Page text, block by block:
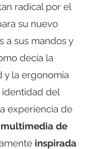
radical por el
su nuevo
a sus mandos y
decía la
y la ergonomía
identidad del
experiencia de
de
inspirada